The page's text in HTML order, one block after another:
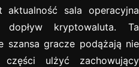
sala operacyjna
kryptowaluta. Ta
szansa gracze podążają nie
części ulżyć zachowujący